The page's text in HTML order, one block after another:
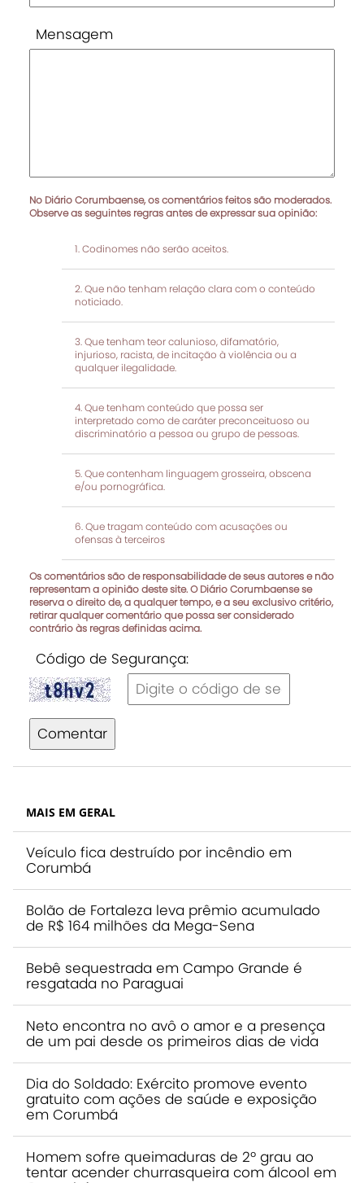
Mensagem
No Diário Corumbaense, os comentários feitos são moderados.
Observe as seguintes regras antes de expressar sua opinião:
Codinomes não serão aceitos.
Que não tenham relação clara com o conteúdo
noticiado.
Que tenham teor calunioso, difamatório,
injurioso, racista, de incitação à violência ou a
qualquer ilegalidade.
Que tenham conteúdo que possa ser
interpretado como de caráter preconceituoso ou
discriminatório a pessoa ou grupo de pessoas.
Que contenham linguagem grosseira, obscena
e/ou pornográfica.
Que tragam conteúdo com acusações ou
ofensas à terceiros
Os comentários são de responsabilidade de seus autores e não
representam a opinião deste site. O Diário Corumbaense se
reserva o direito de, a qualquer tempo, e a seu exclusivo critério,
retirar qualquer comentário que possa ser considerado
contrário às regras definidas acima.
Código de Segurança:
Comentar
MAIS EM GERAL
Veículo fica destruído por incêndio em
Corumbá
Bolão de Fortaleza leva prêmio acumulado
de R$ 164 milhões da Mega-Sena
Bebê sequestrada em Campo Grande é
resgatada no Paraguai
Neto encontra no avô o amor e a presença
de um pai desde os primeiros dias de vida
Dia do Soldado: Exército promove evento
gratuito com ações de saúde e exposição
em Corumbá
Homem sofre queimaduras de 2º grau ao
tentar acender churrasqueira com álcool em